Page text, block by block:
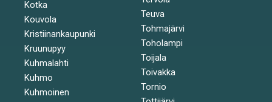
Kotka
Kouvola
Kristiinankaupunki
Kruunupyy
Kuhmalahti
Kuhmo
Kuhmoinen
Teuva
Tohmajärvi
Toholampi
Toijala
Toivakka
Tornio